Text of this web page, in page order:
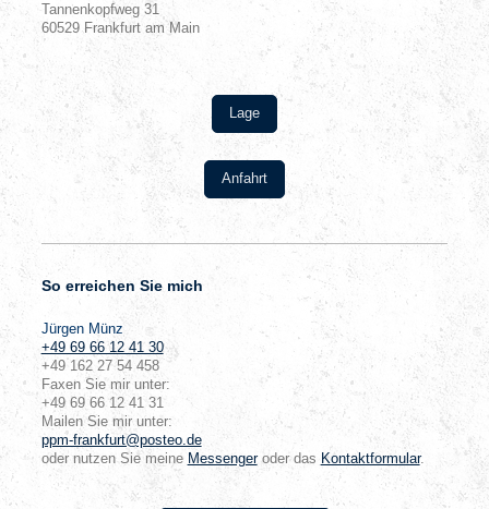
Tannenkopfweg 31
60529 Frankfurt am Main
Lage
Anfahrt
So erreichen Sie mich
Jürgen Münz
+49 69 66 12 41 30
+49 162 27 54 458
Faxen Sie mir unter:
+49 69 66 12 41 31
Mailen Sie mir unter:
ppm-frankfurt@posteo.de
oder nutzen Sie meine Messengeroder das Kontaktformular.